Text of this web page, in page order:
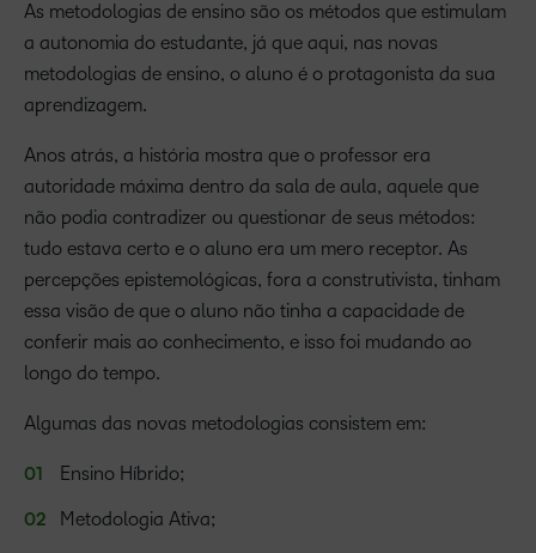
As metodologias de ensino são os métodos que estimulam
a autonomia do estudante, já que aqui, nas novas
metodologias de ensino, o aluno é o protagonista da sua
aprendizagem.
Anos atrás, a história mostra que o professor era
autoridade máxima dentro da sala de aula, aquele que
não podia contradizer ou questionar de seus métodos:
tudo estava certo e o aluno era um mero receptor. As
percepções epistemológicas, fora a construtivista, tinham
essa visão de que o aluno não tinha a capacidade de
conferir mais ao conhecimento, e isso foi mudando ao
longo do tempo.
Algumas das novas metodologias consistem em:
Ensino Híbrido;
Metodologia Ativa;